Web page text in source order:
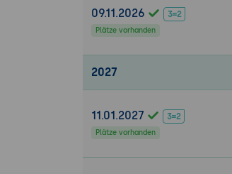
09.11.2026
Plätze vorhanden
2027
11.01.2027
Plätze vorhanden